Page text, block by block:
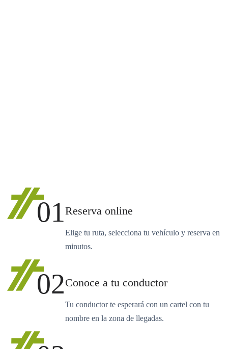
01Reserva online
Elige tu ruta, selecciona tu vehículo y reserva en
minutos.
02Conoce a tu conductor
Tu conductor te esperará con un cartel con tu
nombre en la zona de llegadas.